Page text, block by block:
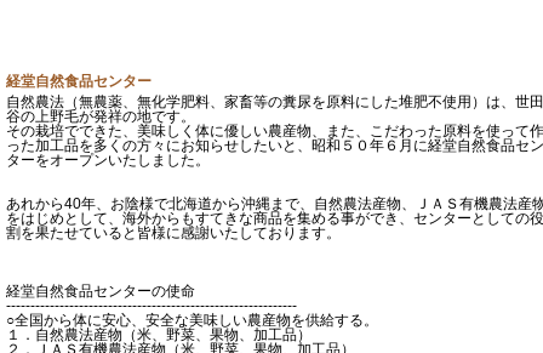
経堂自然食品センター
自然農法（無農薬、無化学肥料、家畜等の糞尿を原料にした堆肥不使用）は、世田
谷の上野毛が発祥の地です。
その栽培でできた、美味しく体に優しい農産物、また、こだわった原料を使って作
った加工品を多くの方々にお知らせしたいと、昭和５０年６月に経堂自然食品セン
ターをオープンいたしました。
あれから40年、お陰様で北海道から沖縄まで、自然農法産物、ＪＡＳ有機農法産
をはじめとして、海外からもすてきな商品を集める事ができ、センターとしての役
割を果たせていると皆様に感謝いたしております。
経堂自然食品センターの使命
------------------------------------------------------------
○全国から体に安心、安全な美味しい農産物を供給する。
１．自然農法産物（米、野菜、果物、加工品）
２．ＪＡＳ有機農法産物（米、野菜、果物、加工品）